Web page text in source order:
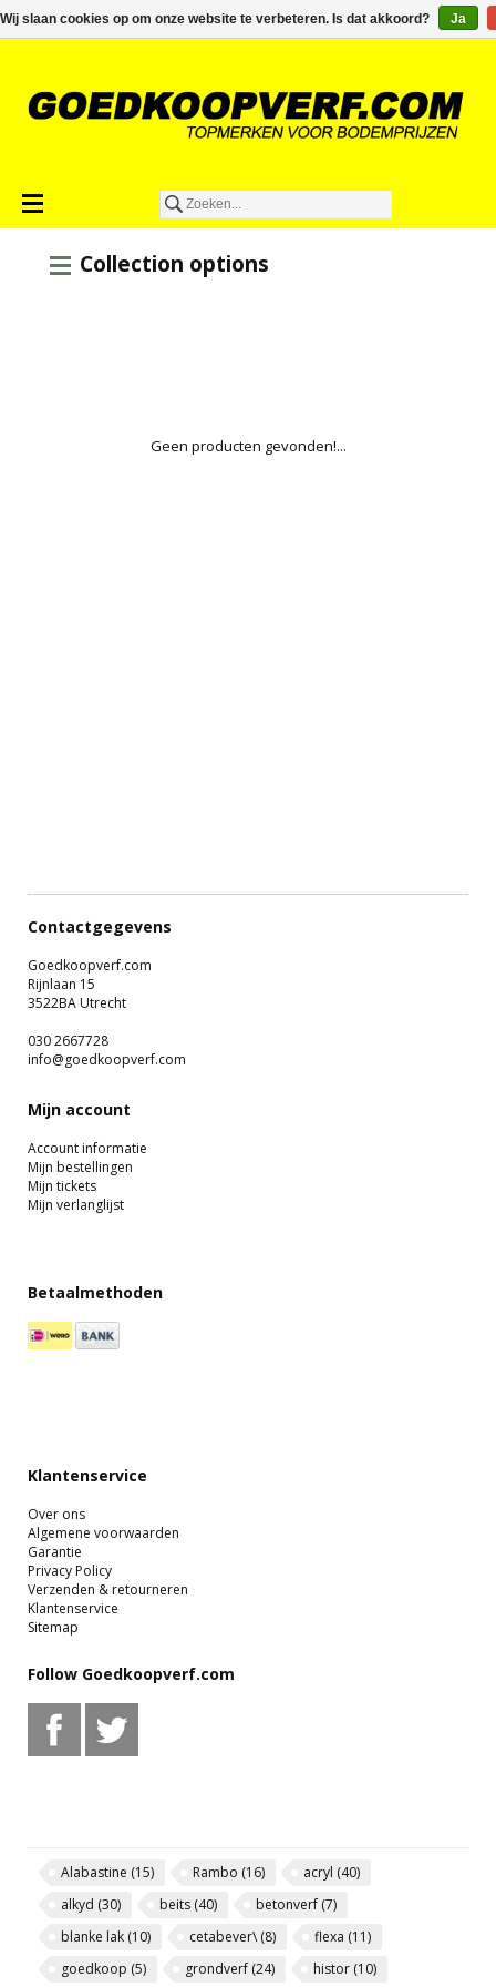
€0,00
Collection options
Geen producten gevonden!...
Contactgegevens
Goedkoopverf.com
Rijnlaan 15
3522BA Utrecht
030 2667728
info@goedkoopverf.com
Mijn account
Account informatie
Mijn bestellingen
Mijn tickets
Mijn verlanglijst
Betaalmethoden
Klantenservice
Over ons
Algemene voorwaarden
Garantie
Privacy Policy
Verzenden & retourneren
Klantenservice
Sitemap
Follow Goedkoopverf.com
Alabastine (15) Rambo (16) acryl (40)
alkyd (30) beits (40) betonverf (7)
blanke lak (10) cetabever\(8) flexa (11)
goedkoop (5) grondverf (24) histor (10)
Wij slaan cookies op om onze website te verbeteren. Is dat akkoord? Ja